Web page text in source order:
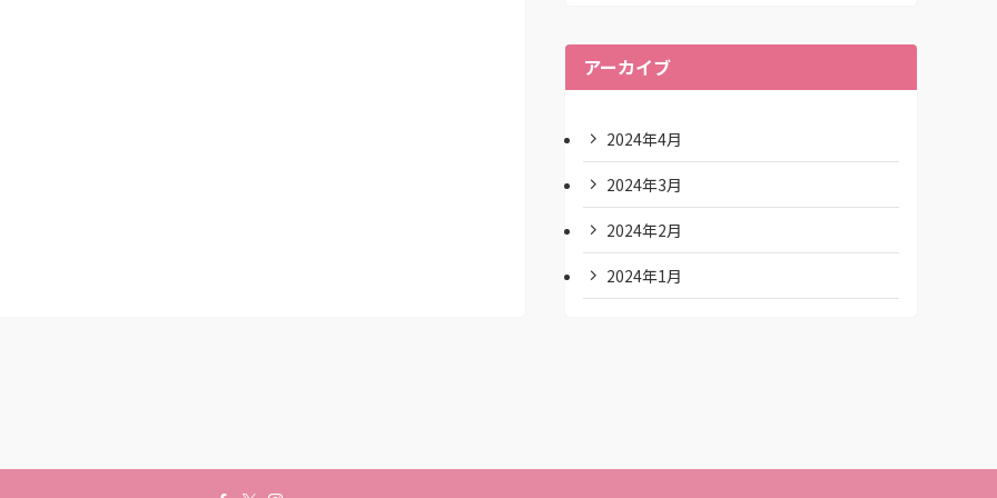
アーカイブ
2024年4月
2024年3月
2024年2月
2024年1月